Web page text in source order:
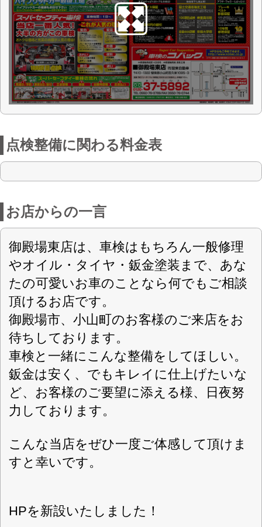
御殿場東店は、車検はもちろん一般修理
やオイル・タイヤ・鈑金塗装まで、あな
たの可愛いお車のことなら何でもご相談
頂けるお店です。
御殿場市、小山町のお客様のご来店をお
待ちしております。
車検と一緒にこんな整備をしてほしい。
鈑金は安く、でもキレイに仕上げたいな
ど、お客様のご要望に添える様、日夜努
こんな当店をぜひ一度ご体感して頂けま
すと幸いです。
http://www.kobac-gotemba.com/
ここらのHPからご予約いただきます
と、インターネット予約割引として1000
円割引をつけさせていただきます☆☆
※1日車検に限ります
下記URLから飛んでください★
お気軽にお問い合わせ下さいませ🎶
店舗詳細
車検のコバック 御殿場東店
〈店舗直通フリーダイヤル0120-37-5892 〉
会社名 (有)駿東自動車
1085-3
第4308号
電話番号 0550-76-0789
営業案内 8:00～11:45、12:45～18:00